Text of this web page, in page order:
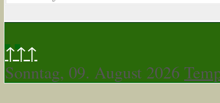
↑↑↑
Sonntag, 09. August 2026